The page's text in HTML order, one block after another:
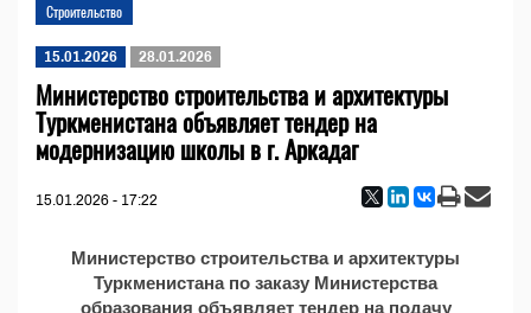
Строительство
15.01.2026 28.01.2026
Министерство строительства и архитектуры
Туркменистана объявляет тендер на
модернизацию школы в г. Аркадаг
15.01.2026 - 17:22
Министерство строительства и архитектуры
Туркменистана по заказу Министерства
образования объявляет тендер на подачу